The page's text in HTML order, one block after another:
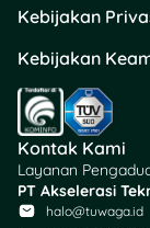
Juta di
Kamu bisa pilih
atau langsung
kantor
Berikut ini
langkahnya:
Kebijakan
Kebijakan
Kontak Kami
Layanan
PT Akselerasi
halo@tuwaga.id